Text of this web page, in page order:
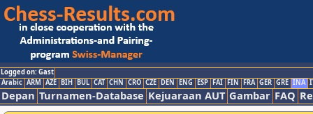
Logged on: Gast
Arabic ARM AZE BIH BUL CAT CHN CRO CZE DEN ENG ESP FAI FIN FRA GER GRE INA
Depan Turnamen-Database Kejuaraan AUT Gambar FAQ